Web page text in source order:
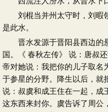
刘棍当并州太守时，刘暇
是此水。
晋水发源于晋阳县西边的
国。《 春秋左传》 说：唐叔
帝对她说：我把你的儿子取名
于参星的分野。降生以后，就
说：叔虞和成王住在一起，成
这东西来封你。虞告诉了周公